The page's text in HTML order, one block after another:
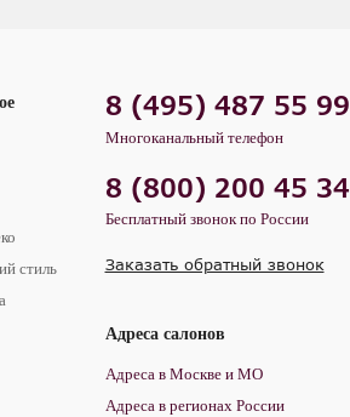
стиль
8 (495) 487 55 99
Многоканальный телефон
8 (800) 200 45 34
Бесплатный звонок по России
Заказать обратный звонок
Адреса салонов
Адреса в Москве и МО
Адреса в регионах России